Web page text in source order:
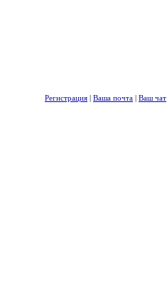
Регистрация | Ваша почта | Ваш чат